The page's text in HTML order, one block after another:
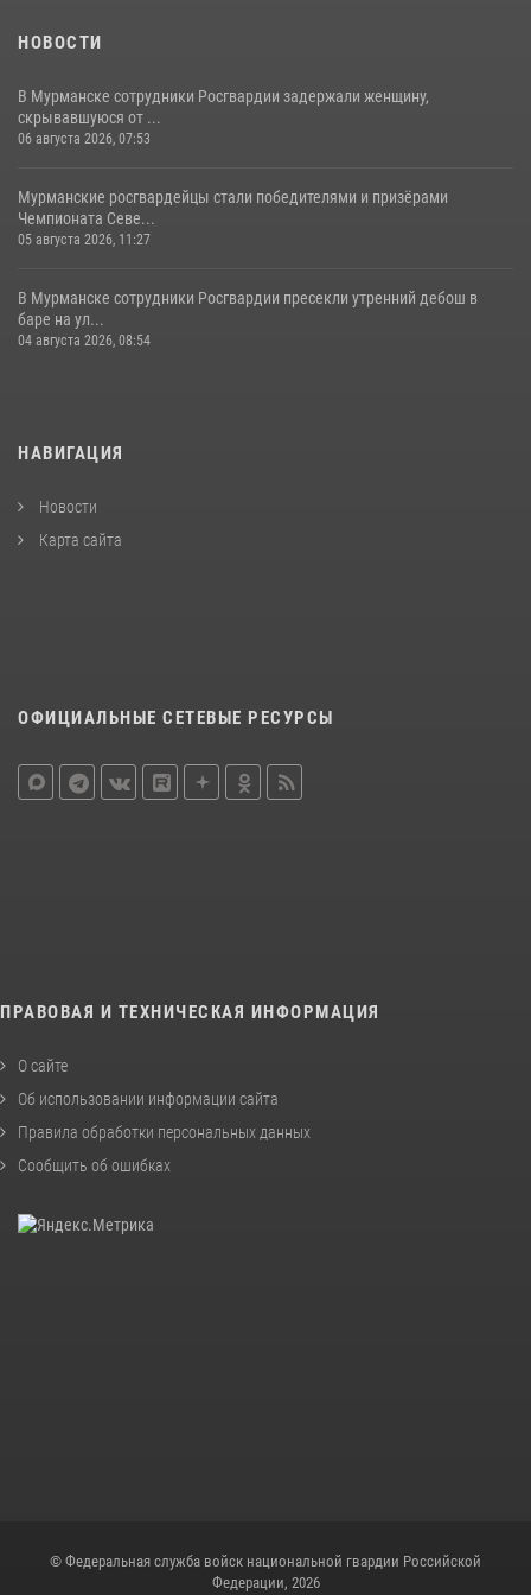
НОВОСТИ
В Мурманске сотрудники Росгвардии задержали женщину,
скрывавшуюся от ...
06 августа 2026, 07:53
Мурманские росгвардейцы стали победителями и призёрами
Чемпионата Севе...
05 августа 2026, 11:27
В Мурманске сотрудники Росгвардии пресекли утренний дебош в
баре на ул...
04 августа 2026, 08:54
НАВИГАЦИЯ
Новости
Карта сайта
ОФИЦИАЛЬНЫЕ СЕТЕВЫЕ РЕСУРСЫ
ПРАВОВАЯ И ТЕХНИЧЕСКАЯ ИНФОРМАЦИЯ
О сайте
Об использовании информации сайта
Правила обработки персональных данных
Сообщить об ошибках
© Федеральная служба войск национальной гвардии Российской
Федерации, 2026